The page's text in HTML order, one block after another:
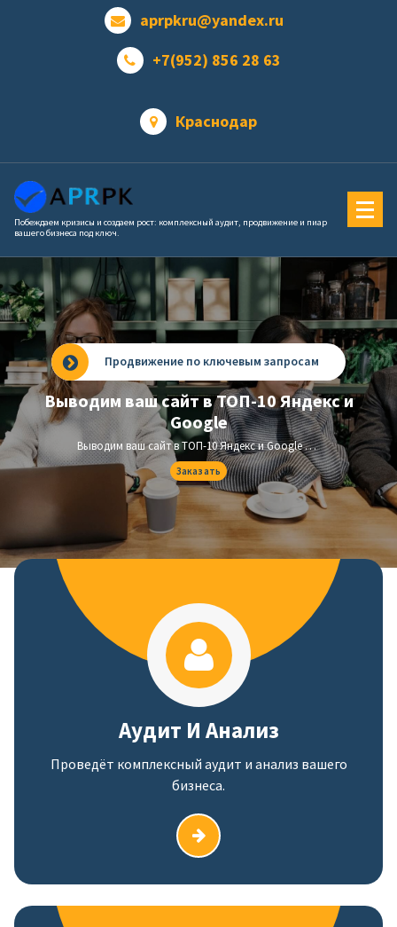
aprpkru@yandex.ru
+7(952) 856 28 63
Краснодар
Побеждаем кризисы и создаем рост: комплексный аудит, продвижение и пиар
вашего бизнеса под ключ.
Продвижение по ключевым запросам
Выводим ваш сайт в ТОП-10 Яндекс и
Google
Выводим ваш сайт в ТОП-10 Яндекс и Google по коммерческим и информационным запросам, которые ищут ваши потенциальные клиенты.
Заказать
Аудит И Анализ
Проведёт комплексный аудит и анализ вашего
бизнеса.